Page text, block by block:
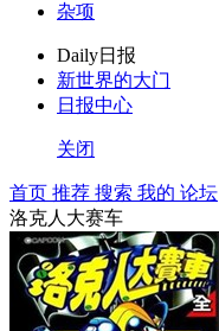
杂项
Daily日报
新世界的大门
日报中心
关闭
首页 推荐 搜索 我的 论坛
洛克人大赛车